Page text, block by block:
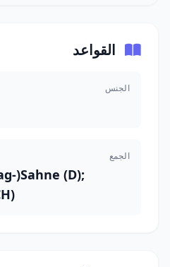
القواعد
الجنس
الجمع
)Sahne (D);